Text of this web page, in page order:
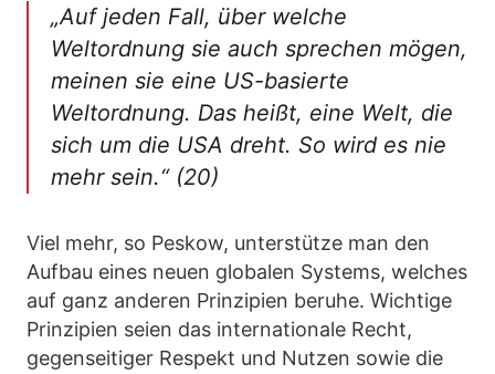
„Auf jeden Fall, über welche
Weltordnung sie auch sprechen mögen,
meinen sie eine US-basierte
Weltordnung. Das heißt, eine Welt, die
sich um die USA dreht. So wird es nie
mehr sein.“ (20)
Viel mehr, so Peskow, unterstütze man den
Aufbau eines neuen globalen Systems, welches
auf ganz anderen Prinzipien beruhe. Wichtige
Prinzipien seien das internationale Recht,
gegenseitiger Respekt und Nutzen sowie die